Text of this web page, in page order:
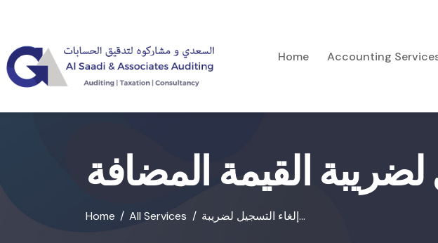
Home Accounting
لضريبة القيمة المضافة
Home All Services إلغاء التسجيل لضريبة...